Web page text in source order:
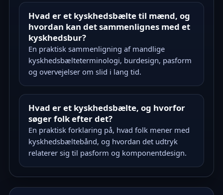
Hvad er et kyskhedsbælte til mænd, og
hvordan kan det sammenlignes med et
kyskhedsbur?
En praktisk sammenligning af mandlige
kyskhedsbælteterminologi, burdesign, pasform
og overvejelser om slid i lang tid.
Hvad er et kyskhedsbælte, og hvorfor
søger folk efter det?
En praktisk forklaring på, hvad folk mener med
kyskhedsbæltebånd, og hvordan det udtryk
relaterer sig til pasform og komponentdesign.